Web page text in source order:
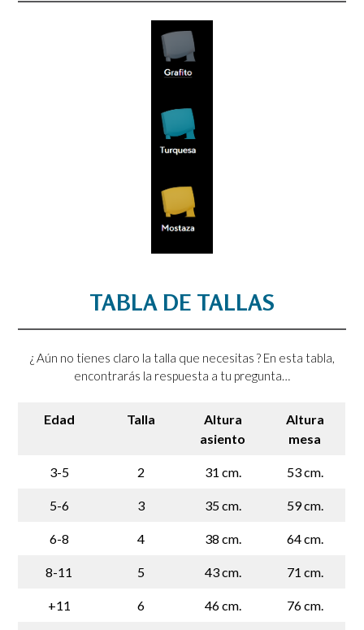
TABLA DE TALLAS
¿ Aún no tienes claro la talla que necesitas ? En esta tabla,
encontrarás la respuesta a tu pregunta…
Edad Talla
Altura
asiento
Altura
mesa
3-5 2 31 cm. 53 cm.
5-6 3 35 cm. 59 cm.
6-8 4 38 cm. 64 cm.
8-11 5 43 cm. 71 cm.
+11 6 46 cm. 76 cm.